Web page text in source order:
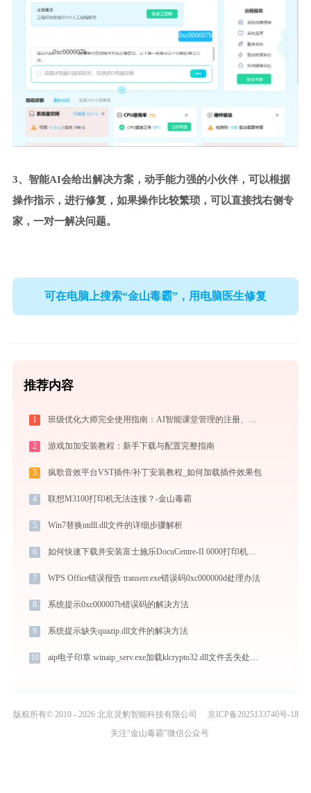
0xc000007b
0xc000007b
3、智能AI会给出解决方案，动手能力强的小伙伴，可以根据
操作指示，进行修复，如果操作比较繁琐，可以直接找右侧专
家，一对一解决问题。
可在电脑上搜索“金山毒霸”，用电脑医生修复
推荐内容
1 班级优化大师完全使用指南：AI智能课堂管理的注册、实操与效率提升全攻略（2026最新）
2 游戏加加安装教程：新手下载与配置完整指南
3 疯歌音效平台VST插件/补丁安装教程_如何加载插件效果包
4 联想M3100打印机无法连接？-金山毒霸
5 Win7替换ntdll.dll文件的详细步骤解析
6 如何快速下载并安装富士施乐DocuCentre-II 6000打印机驱动：详细步骤解析
7 WPS Office错误报告 transerr.exe错误码0xc000000d处理办法
8 系统提示0xc000007b错误码的解决方法
9 系统提示缺失quazip.dll文件的解决方法
10 aip电子印章 winaip_serv.exe加载klcrypto32.dll文件丢失处理办法
版权所有© 2010 - 2026 北京灵豹智能科技有限公司
京ICP备2025133740号-18
关注“金山毒霸”微信公众号